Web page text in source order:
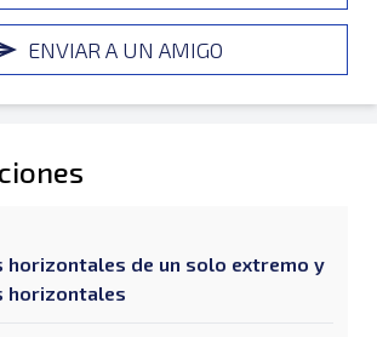
ENVIAR A UN AMIGO
horizontales de un solo extremo y
horizontales